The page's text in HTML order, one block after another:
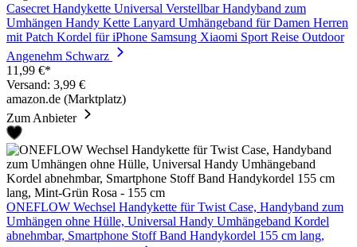
Casecret Handykette Universal Verstellbar Handyband zum
Umhängen Handy Kette Lanyard Umhängeband für Damen Herren
mit Patch Kordel für iPhone Samsung Xiaomi Sport Reise Outdoor
Angenehm Schwarz
11,99 €*
Versand: 3,99 €
amazon.de (Marktplatz)
Zum Anbieter
ONEFLOW Wechsel Handykette für Twist Case, Handyband zum
Umhängen ohne Hülle, Universal Handy Umhängeband Kordel
abnehmbar, Smartphone Stoff Band Handykordel 155 cm lang,